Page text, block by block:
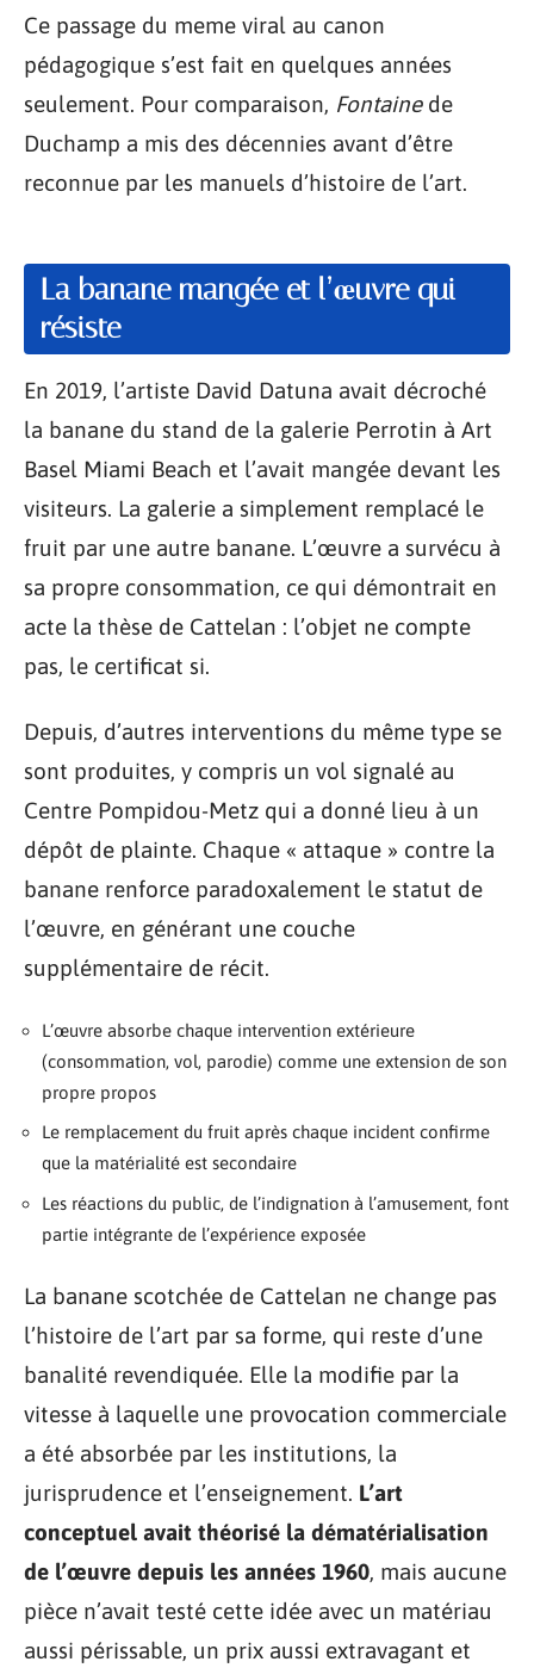
Ce passage du meme viral au canon
pédagogique s’est fait en quelques années
seulement. Pour comparaison, Fontainede
Duchamp a mis des décennies avant d’être
reconnue par les manuels d’histoire de l’art.
La banane mangée et l’œuvre qui
résiste
En 2019, l’artiste David Datuna avait décroché
la banane du stand de la galerie Perrotin à Art
Basel Miami Beach et l’avait mangée devant les
visiteurs. La galerie a simplement remplacé le
fruit par une autre banane. L’œuvre a survécu à
sa propre consommation, ce qui démontrait en
acte la thèse de Cattelan : l’objet ne compte
pas, le certificat si.
Depuis, d’autres interventions du même type se
sont produites, y compris un vol signalé au
Centre Pompidou-Metz qui a donné lieu à un
dépôt de plainte. Chaque « attaque » contre la
banane renforce paradoxalement le statut de
l’œuvre, en générant une couche
supplémentaire de récit.
L’œuvre absorbe chaque intervention extérieure
(consommation, vol, parodie) comme une extension de son
propre propos
Le remplacement du fruit après chaque incident confirme
que la matérialité est secondaire
Les réactions du public, de l’indignation à l’amusement, font
partie intégrante de l’expérience exposée
La banane scotchée de Cattelan ne change pas
l’histoire de l’art par sa forme, qui reste d’une
banalité revendiquée. Elle la modifie par la
vitesse à laquelle une provocation commerciale
a été absorbée par les institutions, la
jurisprudence et l’enseignement. L’art
conceptuel avait théorisé la dématérialisation
de l’œuvre depuis les années 1960, mais aucune
pièce n’avait testé cette idée avec un matériau
aussi périssable, un prix aussi extravagant et